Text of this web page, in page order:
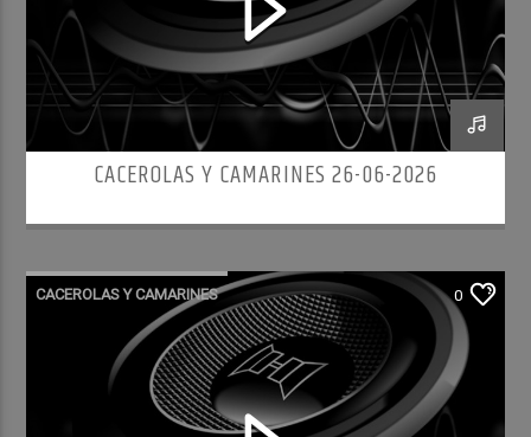
CACEROLAS Y CAMARINES 26-06-2026
CACEROLAS Y CAMARINES 0